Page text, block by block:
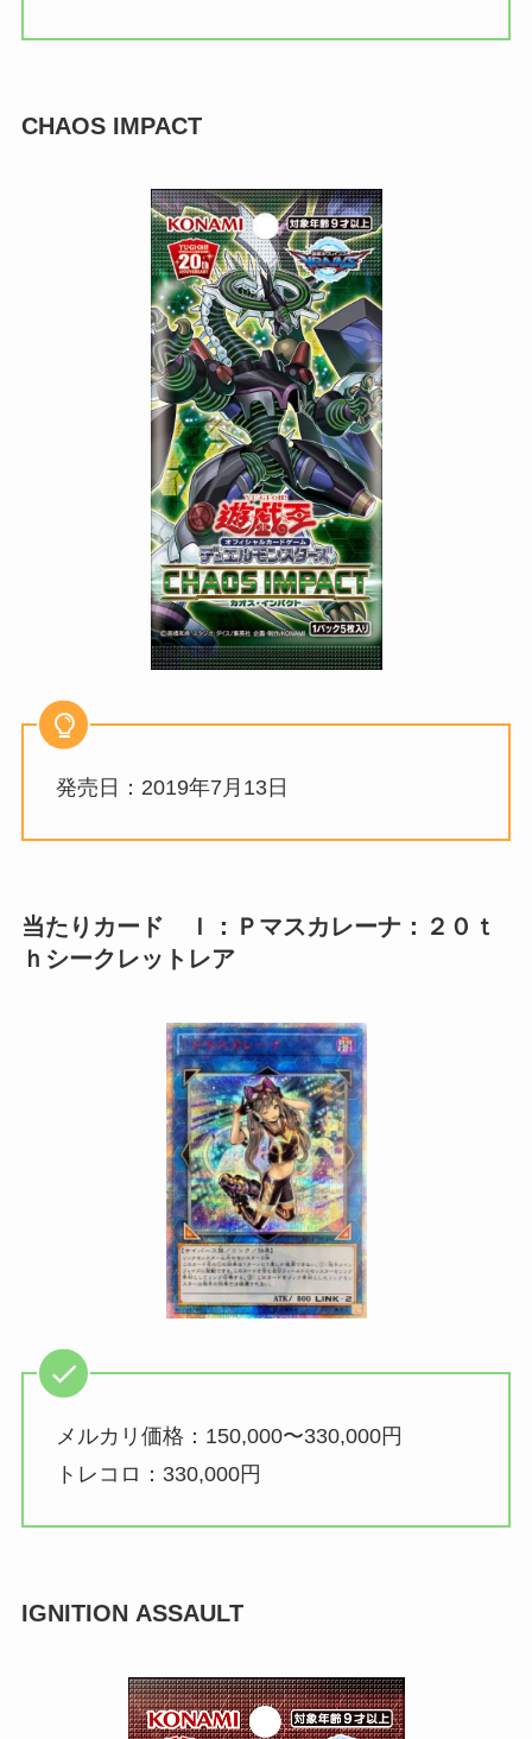
CHAOS IMPACT
発売日：2019年7月13日
当たりカード Ｉ：Ｐマスカレーナ：２０ｔ
ｈシークレットレア
メルカリ価格：150,000〜330,000円
トレコロ：330,000円
IGNITION ASSAULT